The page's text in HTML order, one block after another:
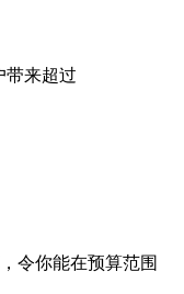
带来超过
令你能在预算范围